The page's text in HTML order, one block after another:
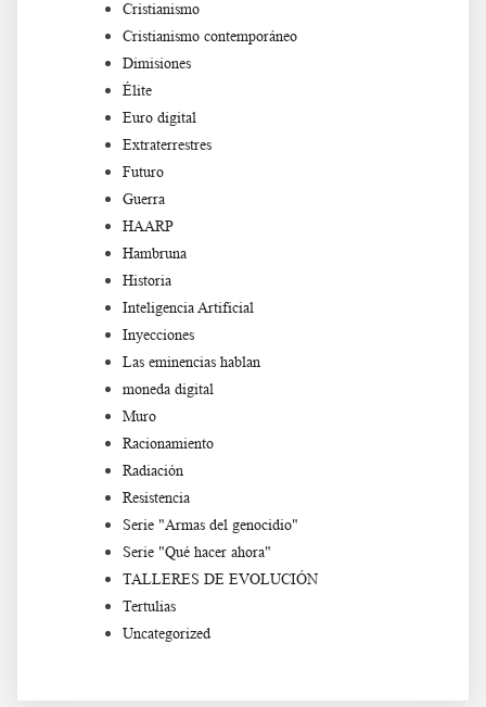
Cristianismo
Cristianismo contemporáneo
Dimisiones
Élite
Euro digital
Extraterrestres
Futuro
Guerra
HAARP
Hambruna
Historia
Inteligencia Artificial
Inyecciones
Las eminencias hablan
moneda digital
Muro
Racionamiento
Radiación
Resistencia
Serie "Armas del genocidio"
Serie "Qué hacer ahora"
TALLERES DE EVOLUCIÓN
Tertulias
Uncategorized